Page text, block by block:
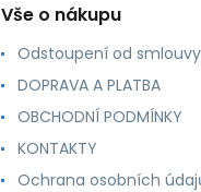
Vše o nákupu
Odstoupení od smlouvy
DOPRAVA A PLATBA
OBCHODNÍ PODMÍNKY
KONTAKTY
Ochrana osobních